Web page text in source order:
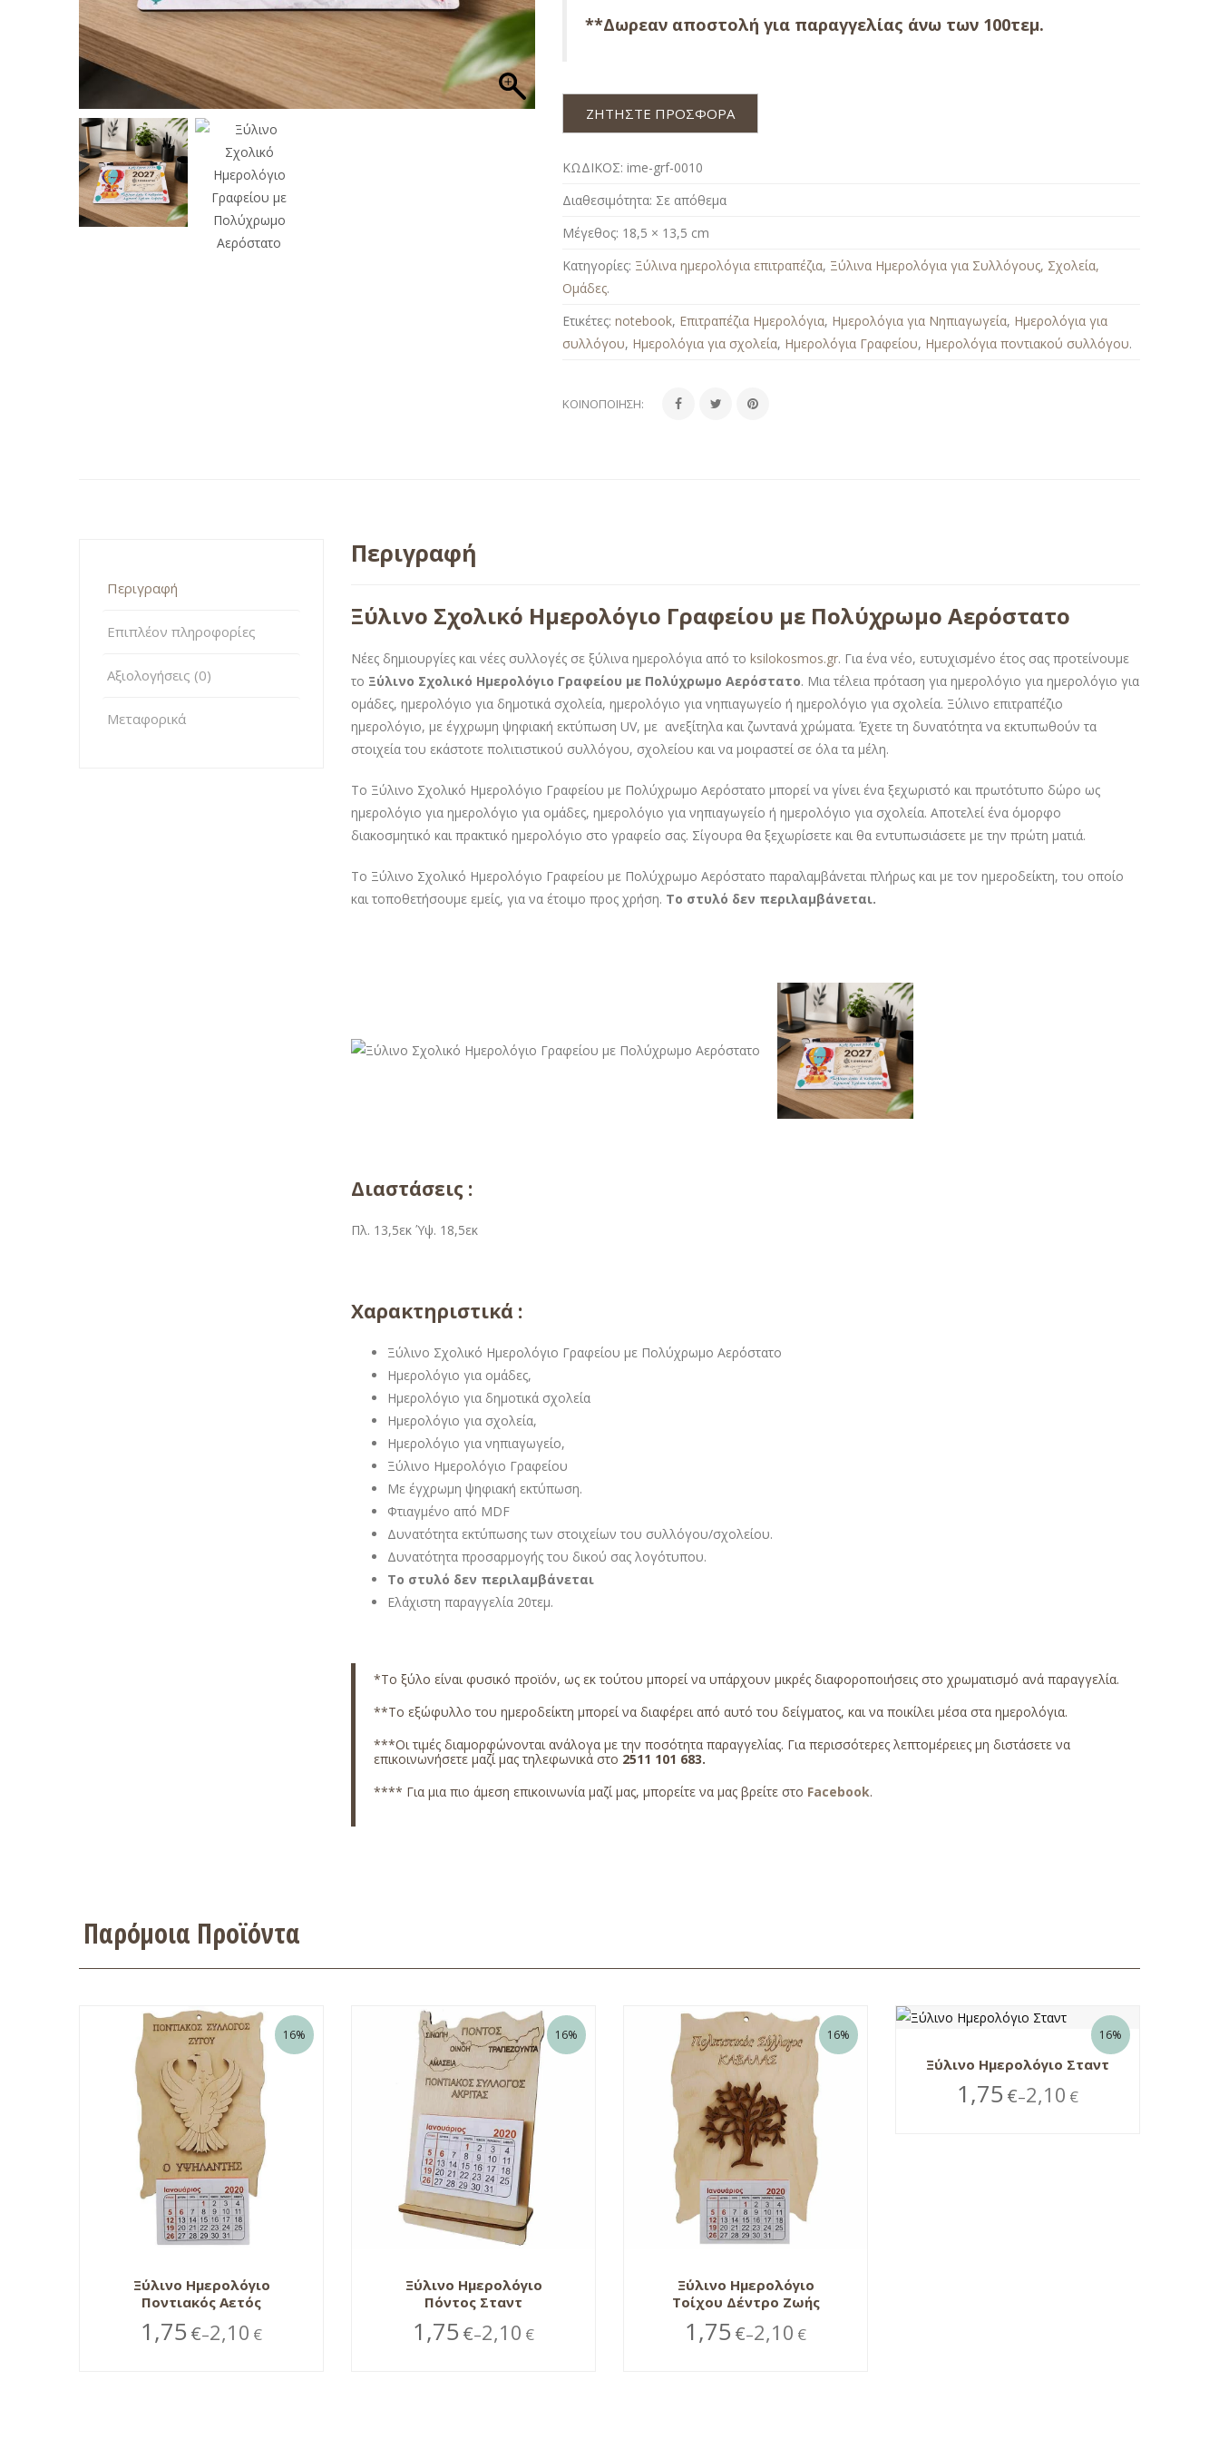
**Δωρεαν αποστολή για παραγγελίας άνω των 100τεμ.
ΖΗΤΗΣΤΕ ΠΡΟΣΦΟΡΑ
ΚΩΔΙΚΟΣ: ime-grf-0010
Διαθεσιμότητα: Σε απόθεμα
Μέγεθος: 18,5 × 13,5 cm
Κατηγορίες: Ξύλινα ημερολόγια επιτραπέζια, Ξύλινα Ημερολόγια για Συλλόγους, Σχολεία,
Ομάδες.
Ετικέτες:notebook, Επιτραπέζια Ημερολόγια, Ημερολόγια για Νηπιαγωγεία, Ημερολόγια για
συλλόγου, Ημερολόγια για σχολεία, Ημερολόγια Γραφείου, Ημερολόγια ποντιακού συλλόγου.
ΚΟΙΝΟΠΟΊΗΣΗ:
Περιγραφή
Επιπλέον πληροφορίες
Αξιολογήσεις (0)
Μεταφορικά
Περιγραφή
Ξύλινο Σχολικό Ημερολόγιο Γραφείου με Πολύχρωμο Αερόστατο
Νέες δημιουργίες και νέες συλλογές σε ξύλινα ημερολόγια από το ksilokosmos.gr. Για ένα νέο, ευτυχισμένο έτος σας προτείνουμε
το Ξύλινο Σχολικό Ημερολόγιο Γραφείου με Πολύχρωμο Αερόστατο. Μια τέλεια πρόταση για ημερολόγιο για ημερολόγιο για
ομάδες, ημερολόγιο για δημοτικά σχολεία, ημερολόγιο για νηπιαγωγείο ή ημερολόγιο για σχολεία. Ξύλινο επιτραπέζιο
ημερολόγιο, με έγχρωμη ψηφιακή εκτύπωση UV, με ανεξίτηλα και ζωντανά χρώματα. Έχετε τη δυνατότητα να εκτυπωθούν τα
στοιχεία του εκάστοτε πολιτιστικού συλλόγου, σχολείου και να μοιραστεί σε όλα τα μέλη.
Το Ξύλινο Σχολικό Ημερολόγιο Γραφείου με Πολύχρωμο Αερόστατο μπορεί να γίνει ένα ξεχωριστό και πρωτότυπο δώρο ως
ημερολόγιο για ημερολόγιο για ομάδες, ημερολόγιο για νηπιαγωγείο ή ημερολόγιο για σχολεία. Αποτελεί ένα όμορφο
διακοσμητικό και πρακτικό ημερολόγιο στο γραφείο σας. Σίγουρα θα ξεχωρίσετε και θα εντυπωσιάσετε με την πρώτη ματιά.
Το Ξύλινο Σχολικό Ημερολόγιο Γραφείου με Πολύχρωμο Αερόστατο παραλαμβάνεται πλήρως και με τον ημεροδείκτη, του οποίο
και τοποθετήσουμε εμείς, για να έτοιμο προς χρήση. Το στυλό δεν περιλαμβάνεται.
Διαστάσεις :
Πλ. 13,5εκ Ύψ. 18,5εκ
Χαρακτηριστικά :
Ξύλινο Σχολικό Ημερολόγιο Γραφείου με Πολύχρωμο Αερόστατο
Ημερολόγιο για ομάδες,
Ημερολόγιο για δημοτικά σχολεία
Ημερολόγιο για σχολεία,
Ημερολόγιο για νηπιαγωγείο,
Ξύλινο Ημερολόγιο Γραφείου
Με έγχρωμη ψηφιακή εκτύπωση.
Φτιαγμένο από MDF
Δυνατότητα εκτύπωσης των στοιχείων του συλλόγου/σχολείου.
Δυνατότητα προσαρμογής του δικού σας λογότυπου.
Το στυλό δεν περιλαμβάνεται
Ελάχιστη παραγγελία 20τεμ.
*Το ξύλο είναι φυσικό προϊόν, ως εκ τούτου μπορεί να υπάρχουν μικρές διαφοροποιήσεις στο χρωματισμό ανά παραγγελία.
**Το εξώφυλλο του ημεροδείκτη μπορεί να διαφέρει από αυτό του δείγματος, και να ποικίλει μέσα στα ημερολόγια.
***Οι τιμές διαμορφώνονται ανάλογα με την ποσότητα παραγγελίας. Για περισσότερες λεπτομέρειες μη διστάσετε να
επικοινωνήσετε μαζί μας τηλεφωνικά στο 2511 101 683.
**** Για μια πιο άμεση επικοινωνία μαζί μας, μπορείτε να μας βρείτε στο Facebook.
Παρόμοια Προϊόντα
16%
Ξύλινο Ημερολόγιο
Ποντιακός Αετός
1,75 €–2,10 €
16%
Ξύλινο Ημερολόγιο
Πόντος Σταντ
1,75 €–2,10 €
16%
Ξύλινο Ημερολόγιο
Τοίχου Δέντρο Ζωής
1,75 €–2,10 €
16%
Ξύλινο Ημερολόγιο Σταντ
1,75 €–2,10 €